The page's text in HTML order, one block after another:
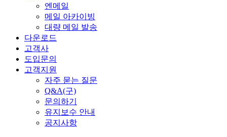
엔메일
메일 아카이빙
대량 메일 발송
다운로드
고객사
도입문의
고객지원
자주 묻는 질문
Q&A(구)
문의하기
유지보수 안내
공지사항